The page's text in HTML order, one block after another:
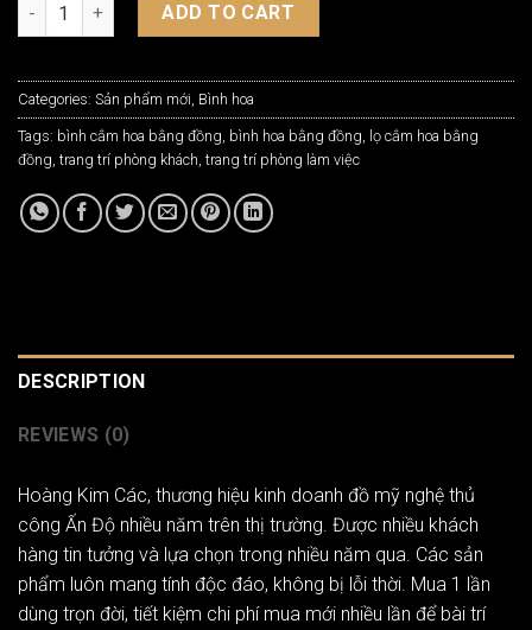
ADD TO CART
Categories: Sản phẩm mới Bình hoa
Tags: bình cắm hoa bằng đồng bình hoa bằng đồng
lọ cắm hoa bằng
đồng trang trí phòng khách trang trí phòng làm việc
DESCRIPTION
REVIEWS (0)
Hoàng Kim Các, thương hiệu kinh doanh đồ mỹ nghệ thủ
công Ấn Độ nhiều năm trên thị trường. Được nhiều khách
hàng tin tưởng và lựa chọn trong nhiều năm qua. Các sản
phẩm luôn mang tính độc đáo, không bị lỗi thời. Mua 1 lần
dùng trọn đời, tiết kiệm chi phí mua mới nhiều lần để bài trí